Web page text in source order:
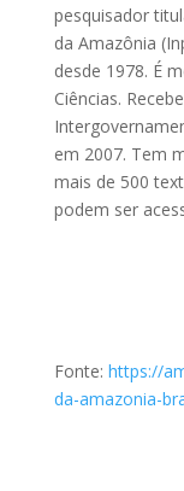
pesquisador
da Amazônia
desde 1978. É
Ciências.
em 2007. Tem
mais de 500
podem ser
Fonte: https://
da-amazonia-